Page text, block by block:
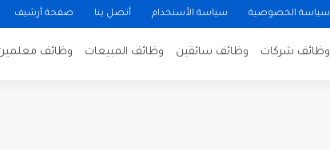
سياسة الخصوصية سياسة الأستخدام أتصل بنا صفحة أرشيف
وظائف شركات وظائف سائقين وظائف المبيعات وظائف